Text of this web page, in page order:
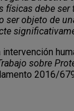
físicas debe
ser objeto de
sobre
2016/